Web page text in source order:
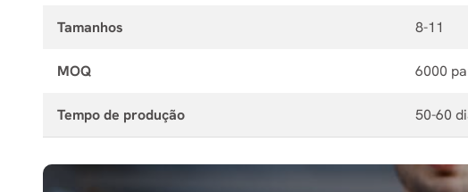
Tamanhos 8-11
MOQ 6000
Tempo de produção 50-60